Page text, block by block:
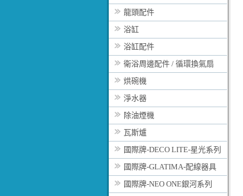
龍頭配件
浴缸
浴缸配件
衛浴周邊配件 / 循環換氣扇
烘碗機
淨水器
除油煙機
瓦斯爐
國際牌-DECO LITE-星光系列
國際牌-GLATIMA-配線器具
國際牌-NEO ONE銀河系列